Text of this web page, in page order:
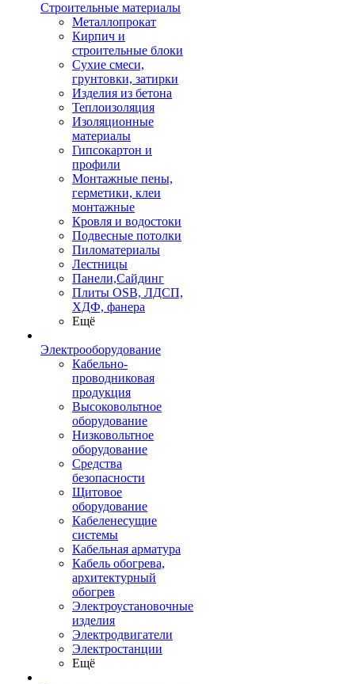
Строительные материалы
Металлопрокат
Кирпич и
строительные блоки
Сухие смеси,
грунтовки, затирки
Изделия из бетона
Теплоизоляция
Изоляционные
материалы
Гипсокартон и
профили
Монтажные пены,
герметики, клеи
монтажные
Кровля и водостоки
Подвесные потолки
Пиломатериалы
Лестницы
Панели,Сайдинг
Плиты OSB, ЛДСП,
ХДФ, фанера
Ещё
Электрооборудование
Кабельно-
проводниковая
продукция
Высоковольтное
оборудование
Низковольтное
оборудование
Средства
безопасности
Щитовое
оборудование
Кабеленесущие
системы
Кабельная арматура
Кабель обогрева,
архитектурный
обогрев
Электроустановочные
изделия
Электродвигатели
Электростанции
Ещё